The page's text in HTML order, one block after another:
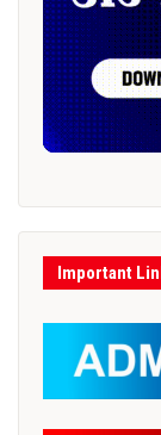
Important